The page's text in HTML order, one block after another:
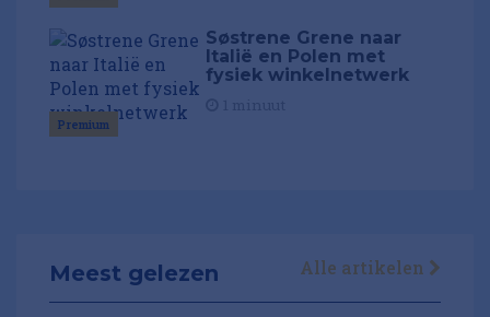
Premium
Søstrene Grene naar
Italië en Polen met
fysiek winkelnetwerk
Meest gelezen Alle artikelen